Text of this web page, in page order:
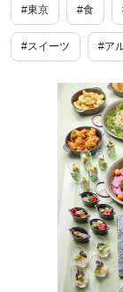
#東京 #食
#スイーツ #ア